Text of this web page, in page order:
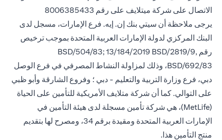
الاتصال على شركة ميتلايف على رقم 8006385433
يرجى ملاحظة أن سيتي بنك إن. إيه. فرع الإمارات، مسجل لدى
البنك المركزي لدولة الإمارات العربية المتحدة بموجب ترخيص
رقم BSD/504/83; 13/184/2019 BSD/2819/9,
BSD/692/83، وذلك لمزاولة النشاط المصرفي في فرع الوصل
دبي، فرع وزارة التربية والتعليم - دبي ؛ وفروع الشارقة وأبو ظبي
على التوالي. كما أن شركة متلايف الأمريكية للتأمين على الحياة
(MetLife)، هي شركة تأمين مسجلة لدى هيئة التأمين في
الإمارات العربية المتحدة ومقيدة برقم 34، ومصرح لها بتقديم
منتج التأمين هذا.